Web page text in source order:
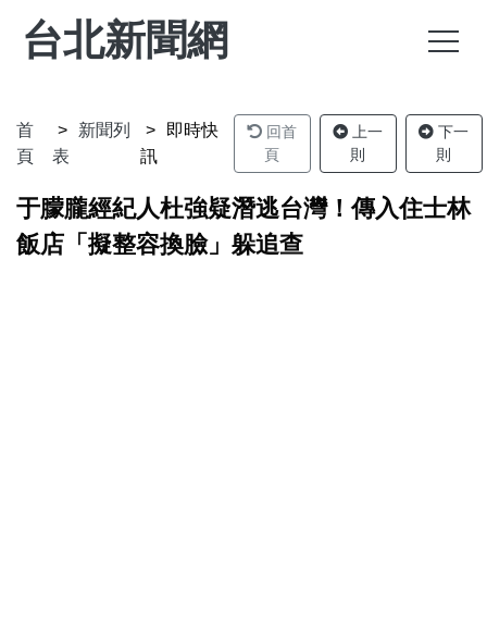
台北新聞網
首
頁
新聞列
表
即時快
訊
回首
頁
上一
則
下一
則
于朦朧經紀人杜強疑潛逃台灣！傳入住士林
飯店「擬整容換臉」躲追查